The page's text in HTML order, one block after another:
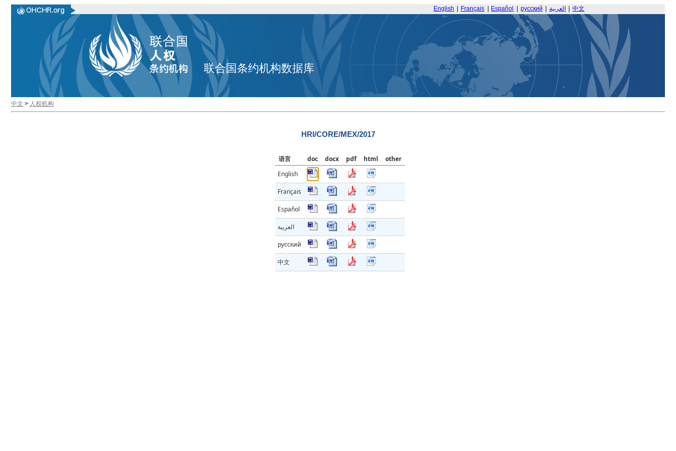
English Français Español русский العربية 中文
联合国条约机构数据库
中文 > 人权机构
HRI/CORE/MEX/2017
语言 doc docx pdf html
other
English
Français
Español
العربية
русский
中文